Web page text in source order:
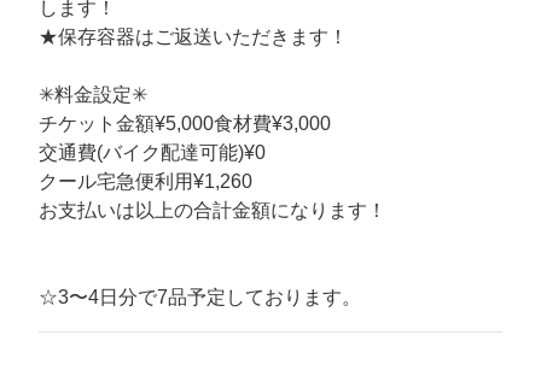
します！
★保存容器はご返送いただきます！
✳︎料金設定✳︎
チケット金額¥5,000食材費¥3,000
交通費(バイク配達可能)¥0
クール宅急便利用¥1,260
お支払いは以上の合計金額になります！
☆3〜4日分で7品予定しております。